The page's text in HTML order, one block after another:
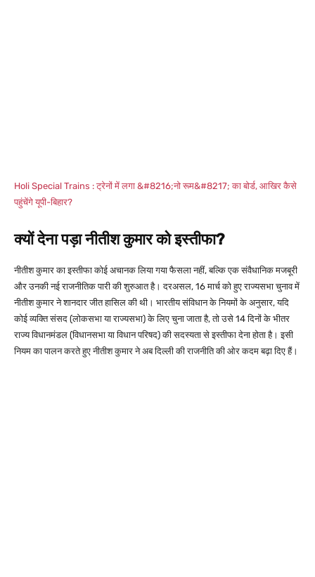
Holi Special Trains : ट्रेनों में लगा &#8216;नो रूम&#8217; का बोर्ड, आखिर कैसे
पहुंचेंगे यूपी-बिहार?
क्यों देना पड़ा नीतीश कुमार को इस्तीफा?
नीतीश कुमार का इस्तीफा कोई अचानक लिया गया फैसला नहीं, बल्कि एक संवैधानिक मजबूरी
और उनकी नई राजनीतिक पारी की शुरुआत है। दरअसल, 16 मार्च को हुए राज्यसभा चुनाव में
नीतीश कुमार ने शानदार जीत हासिल की थी। भारतीय संविधान के नियमों के अनुसार, यदि
कोई व्यक्ति संसद (लोकसभा या राज्यसभा) के लिए चुना जाता है, तो उसे 14 दिनों के भीतर
राज्य विधानमंडल (विधानसभा या विधान परिषद) की सदस्यता से इस्तीफा देना होता है। इसी
नियम का पालन करते हुए नीतीश कुमार ने अब दिल्ली की राजनीति की ओर कदम बढ़ा दिए हैं।